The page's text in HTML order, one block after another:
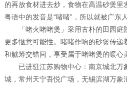
的再放食材进去炒，食物在高温砂煲里
粤语中的发音是“啫啫”，所以就被广东
「啫火啫啫煲」采用古朴的田园庭
更多惬意可能性。啫啫作响的砂煲传递
和觥筹交错间，享受属于啫啫煲的暖心
已进驻江苏购物中心：南京城北万
城，常州天宁吾悦广场，无锡滨湖万象